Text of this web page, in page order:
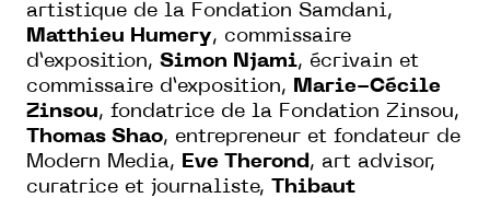
artistique de la Fondation Samdani,
Matthieu Humery, commissaire
d’exposition, Simon Njami, écrivain et
commissaire d’exposition,
Marie-Cécile
Zinsou, fondatrice de la Fondation Zinsou,
Thomas Shao, entrepreneur et fondateur de
Modern Media,
Eve Therond , art advisor,
curatrice et journaliste,
Thibaut